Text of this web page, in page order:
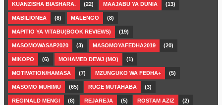
KUANZISHA BIASHARA. (22) MAAJABU YA DUNIA (13)
MABILIONEA (8) MALENGO (8)
MAPITIO YA VITABU(BOOK REVIEWS) (19)
MASOMOWASAP2020 (3) MASOMOYAFEDHA2019 (20)
MIKOPO (6) MOHAMED DEWJ (MO) (1)
MOTIVATION/HAMASA (7) MZUNGUKO WA FEDHA+ (5)
MASOMO MUHIMU (65) RUGE MUTAHABA (3)
REGINALD MENGI (8) REJAREJA (5) ROSTAM AZIZ (2)